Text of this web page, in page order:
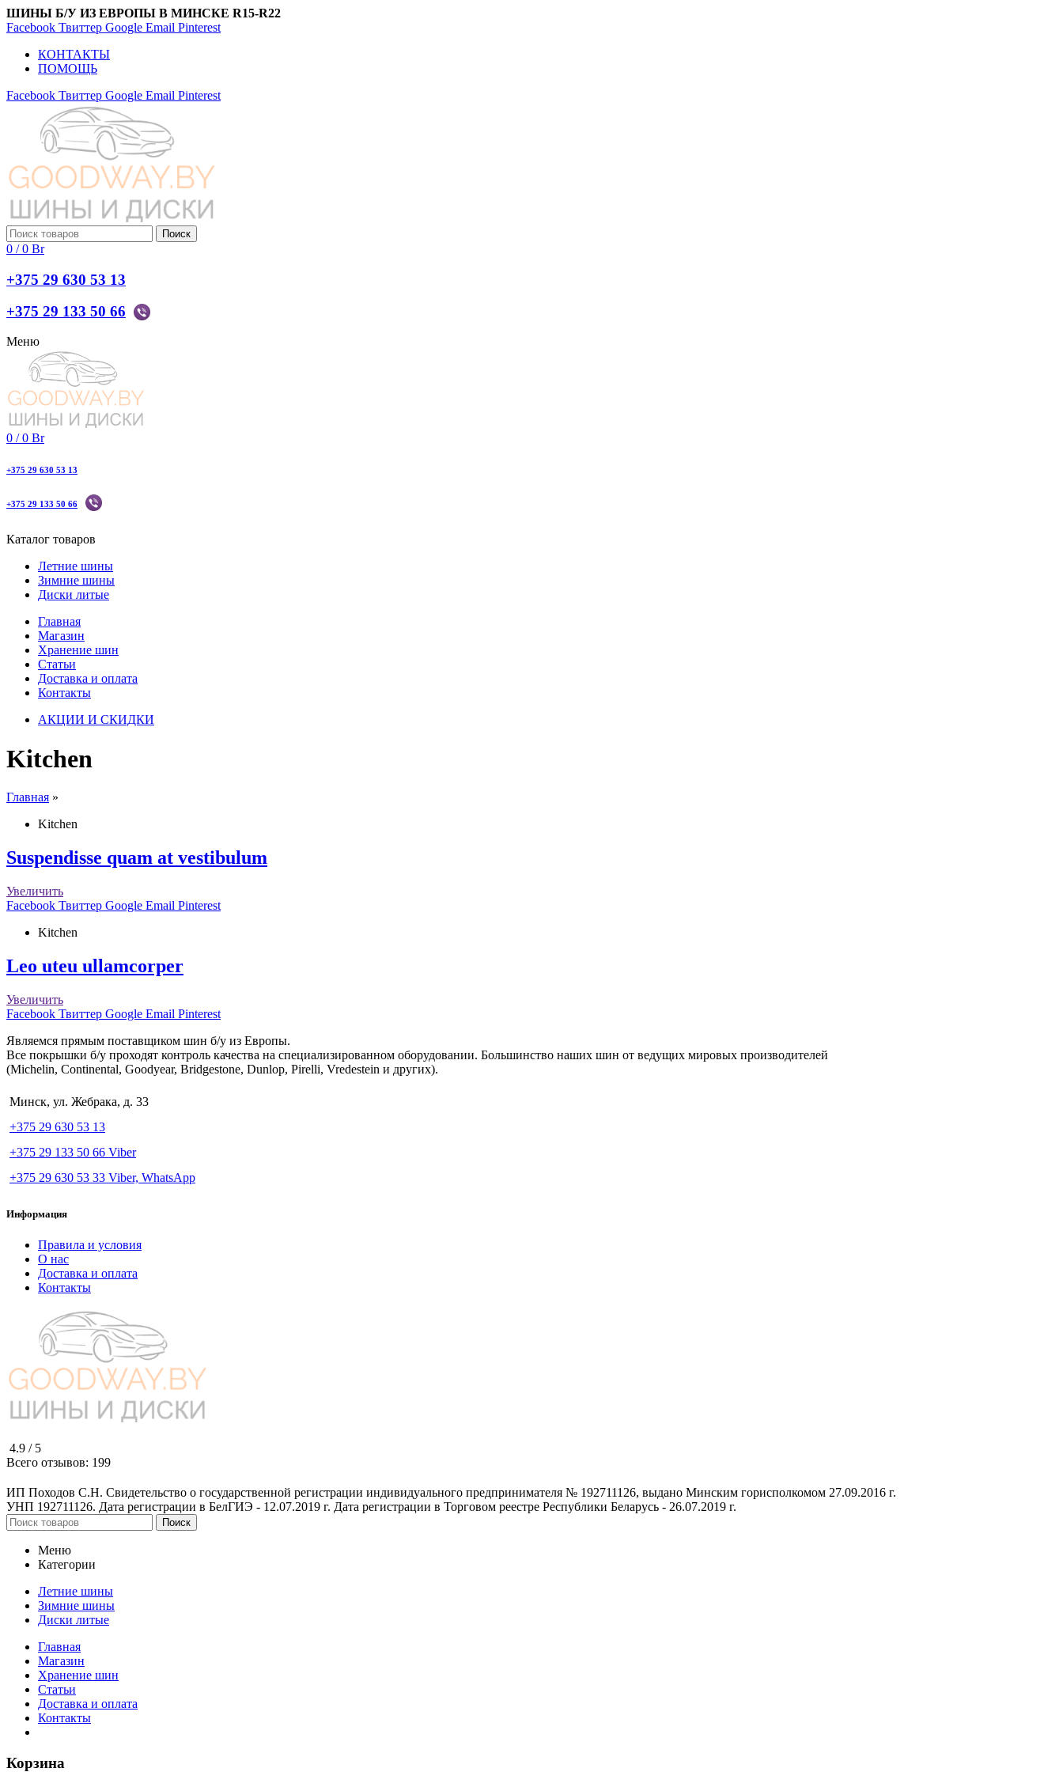
ШИНЫ Б/У ИЗ ЕВРОПЫ В МИНСКЕ R15-R22
Facebook Твиттер Google Email Pinterest
КОНТАКТЫ
ПОМОЩЬ
Facebook Твиттер Google Email Pinterest
Поиск
0 / 0 Br
+375 29 630 53 13
+375 29 133 50 66
Меню
0 / 0 Br
+375 29 630 53 13
+375 29 133 50 66
Каталог товаров
Летние шины
Зимние шины
Диски литые
Главная
Магазин
Хранение шин
Статьи
Доставка и оплата
Контакты
АКЦИИ И СКИДКИ
Kitchen
Главная »
Kitchen
Suspendisse quam at vestibulum
Увеличить
Facebook Твиттер Google Email Pinterest
Kitchen
Leo uteu ullamcorper
Увеличить
Facebook Твиттер Google Email Pinterest
Являемся прямым поставщиком шин б/у из Европы.
Все покрышки б/у проходят контроль качества на специализированном оборудовании. Большинство наших шин от ведущих мировых производителей
(Michelin, Continental, Goodyear, Bridgestone, Dunlop, Pirelli, Vredestein и других).
Минск, ул. Жебрака, д. 33
+375 29 630 53 13
+375 29 133 50 66 Viber
+375 29 630 53 33 Viber, WhatsApp
Информация
Правила и условия
О нас
Доставка и оплата
Контакты
4.9 / 5
Всего отзывов: 199
ИП Походов С.Н. Свидетельство о государственной регистрации индивидуального предпринимателя № 192711126, выдано Минским горисполкомом 27.09.2016 г.
УНП 192711126. Дата регистрации в БелГИЭ - 12.07.2019 г. Дата регистрации в Торговом реестре Республики Беларусь - 26.07.2019 г.
Поиск
Меню
Категории
Летние шины
Зимние шины
Диски литые
Главная
Магазин
Хранение шин
Статьи
Доставка и оплата
Контакты
Корзина